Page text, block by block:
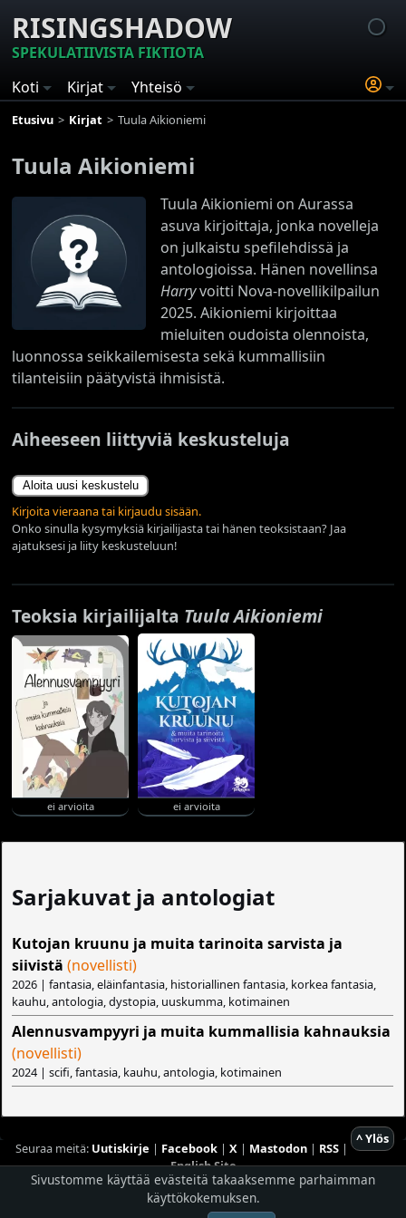
RISINGSHADOW
SPEKULATIIVISTA FIKTIOTA
Koti
Kirjat Yhteisö
Etusivu Kirjat Tuula Aikioniemi
Tuula Aikioniemi
Tuula Aikioniemi on Aurassa
asuva kirjoittaja, jonka novelleja
on julkaistu spefilehdissä ja
antologioissa. Hänen novellinsa
Harryvoitti Nova-novellikilpailun
2025. Aikioniemi kirjoittaa
mieluiten oudoista olennoista,
luonnossa seikkailemisesta sekä kummallisiin
tilanteisiin päätyvistä ihmisistä.
Aiheeseen liittyviä keskusteluja
Aloita uusi keskustelu
Kirjoita vieraana tai kirjaudu sisään.
Onko sinulla kysymyksiä kirjailijasta tai hänen teoksistaan? Jaa
ajatuksesi ja liity keskusteluun!
Teoksia kirjailijalta Tuula Aikioniemi
ei arvioita ei arvioita
Sarjakuvat ja antologiat
Kutojan kruunu ja muita tarinoita sarvista ja
siivistä (novellisti)
2026 | fantasia, eläinfantasia, historiallinen fantasia, korkea fantasia,
kauhu, antologia, dystopia, uuskumma, kotimainen
Alennusvampyyri ja muita kummallisia kahnauksia
(novellisti)
2024 | scifi, fantasia, kauhu, antologia, kotimainen
^ Ylös
Seuraa meitä: Uutiskirje | Facebook| X| Mastodon| RSS|
English Site
Hostingpalvelun tarjoaaPlaneetta Internet Oy
© 1996 - 2026 Risingshadow. Kaikki oikeudet pidätetään.
Sivustomme käyttää evästeitä takaaksemme parhaimman
käyttökokemuksen.